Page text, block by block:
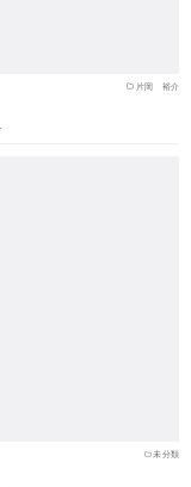
片岡 裕介
未分類